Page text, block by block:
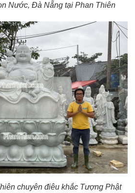
Nước, Đà Nẵng tại Phan Thiên
chuyên điêu khắc Tượng Phật